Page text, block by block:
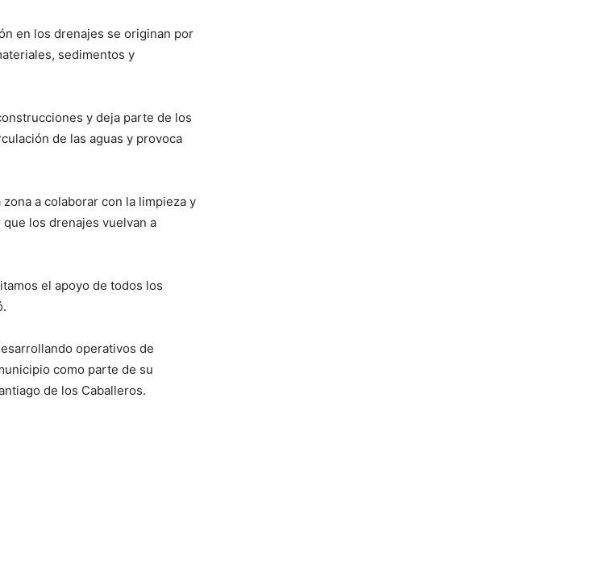
en los drenajes se originan por
sedimentos y
y deja parte de los
de las aguas y provoca
a colaborar con la limpieza y
los drenajes vuelvan a
el apoyo de todos los
operativos de
como parte de su
de los Caballeros.